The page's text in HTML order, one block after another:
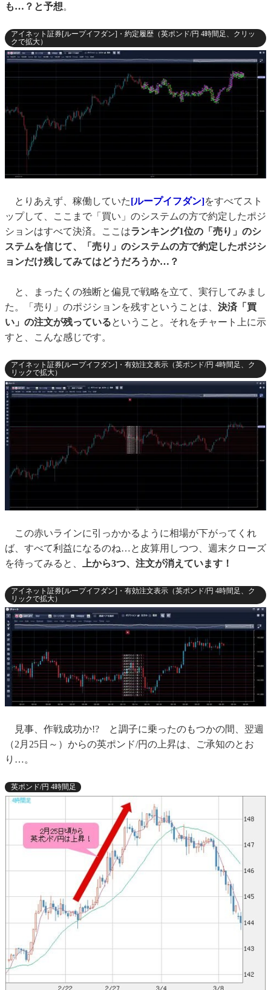
も…？と予想。
アイネット証券[ループイフダン]・約定履歴（英ポンド/円 4時間足、クリッ
クで拡大）
とりあえず、稼働していた[ループイフダン]をすべてスト
ップして、ここまで「買い」のシステムの方で約定したポジ
ションはすべて決済。ここはランキング1位の「売り」のシ
ステムを信じて、「売り」のシステムの方で約定したポジシ
ョンだけ残してみてはどうだろうか…？
と、まったくの独断と偏見で戦略を立て、実行してみまし
た。「売り」のポジションを残すということは、 決済「買
い」の注文が残っているということ。それをチャート上に示
すと、こんな感じです。
アイネット証券[ループイフダン]・有効注文表示（英ポンド/円 4時間足、ク
リックで拡大）
この赤いラインに引っかかるように相場が下がってくれ
ば、すべて利益になるのね…と皮算用しつつ、週末クローズ
を待ってみると、
上から3つ、注文が消えています！
アイネット証券[ループイフダン]・有効注文表示（英ポンド/円 4時間足、ク
リックで拡大）
見事、作戦成功か!? と調子に乗ったのもつかの間、翌週
（2月25日～）からの英ポンド/円の上昇は、ご承知のとお
り…。
英ポンド/円 4時間足